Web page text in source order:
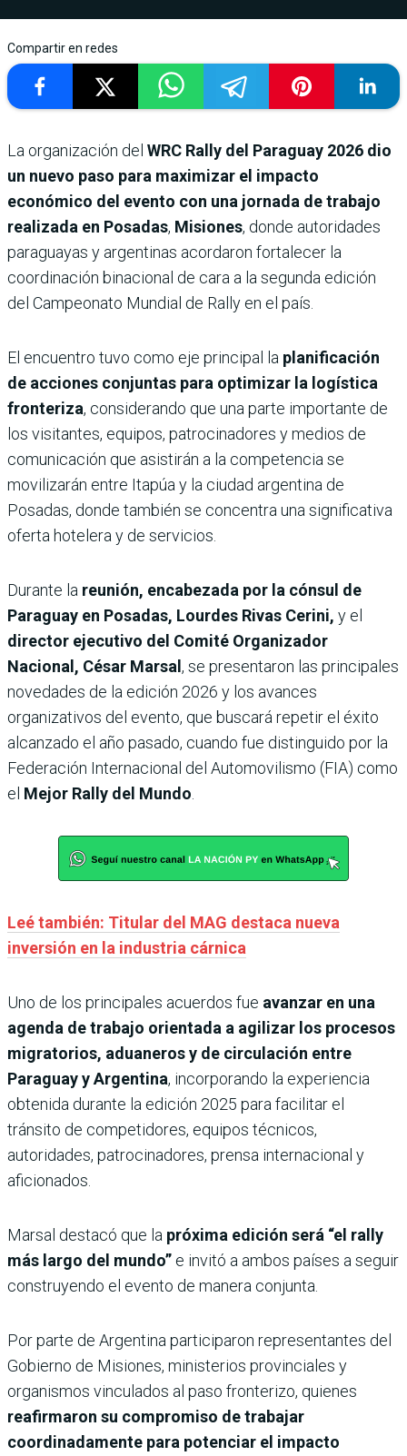
Compartir en redes
La organización del WRC Rally del Paraguay 2026 dio
un nuevo paso para maximizar el impacto
económico del evento con una jornada de trabajo
realizada en Posadas, Misiones, donde autoridades
paraguayas y argentinas acordaron fortalecer la
coordinación binacional de cara a la segunda edición
del Campeonato Mundial de Rally en el país.
El encuentro tuvo como eje principal la planificación
de acciones conjuntas para optimizar la logística
fronteriza, considerando que una parte importante de
los visitantes, equipos, patrocinadores y medios de
comunicación que asistirán a la competencia se
movilizarán entre Itapúa y la ciudad argentina de
Posadas, donde también se concentra una significativa
oferta hotelera y de servicios.
Durante la reunión, encabezada por la cónsul de
Paraguay en Posadas, Lourdes Rivas Cerini, y el
director ejecutivo del Comité Organizador
Nacional, César Marsal , se presentaron las principales
novedades de la edición 2026 y los avances
organizativos del evento, que buscará repetir el éxito
alcanzado el año pasado, cuando fue distinguido por la
Federación Internacional del Automovilismo (FIA) como
el Mejor Rally del Mundo
Leé también: Titular del MAG destaca nueva
inversión en la industria cárnica
Uno de los principales acuerdos fue avanzar en una
agenda de trabajo orientada a agilizar los procesos
migratorios, aduaneros y de circulación entre
Paraguay y Argentina, incorporando la experiencia
obtenida durante la edición 2025 para facilitar el
tránsito de competidores, equipos técnicos,
autoridades, patrocinadores, prensa internacional y
aficionados.
Marsal destacó que la próxima edición será “el rally
más largo del mundo” e invitó a ambos países a seguir
construyendo el evento de manera conjunta.
Por parte de Argentina participaron representantes del
Gobierno de Misiones, ministerios provinciales y
organismos vinculados al paso fronterizo, quienes
reafirmaron su compromiso de trabajar
coordinadamente para potenciar el impacto